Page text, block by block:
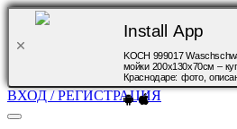
Install App
KOCH 999017
мойки 200х130х70см –
Краснодаре: фото,
ВХОД / РЕГИСТРАЦИЯ